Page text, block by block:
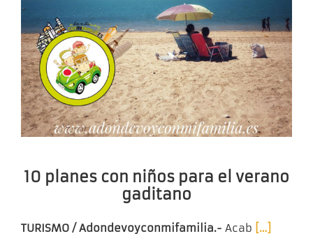
10 planes con niños para el verano
gaditano
TURISMO / Adondevoyconmifamilia.- Acab […]